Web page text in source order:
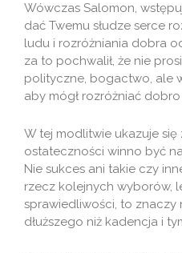
Wówczas Salomon,
dać Twemu słudze serce
ludu i rozróżniania dobra
za to pochwalił, że nie
polityczne, bogactwo, ale
aby mógł rozróżniać dobro
W tej modlitwie ukazuje się
ostateczności winno być
Nie sukces ani takie czy
rzecz kolejnych wyborów,
sprawiedliwości, to znaczy
dłuższego niż kadencja i